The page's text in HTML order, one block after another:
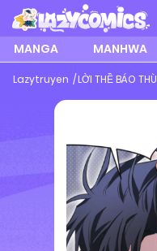
MANGA MANHWA
Lazytruyen LỜI THỀ BÁO THÙ